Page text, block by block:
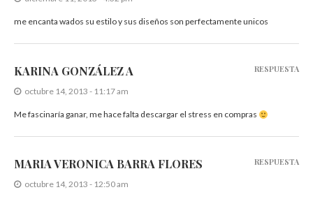
me encanta wados su estilo y sus diseños son perfectamente unicos
KARINA GONZÁLEZ A
octubre 14, 2013 - 11:17 am
Me fascinaría ganar, me hace falta descargar el stress en compras
RESPUESTA
MARIA VERONICA BARRA FLORES
octubre 14, 2013 - 12:50 am
RESPUESTA